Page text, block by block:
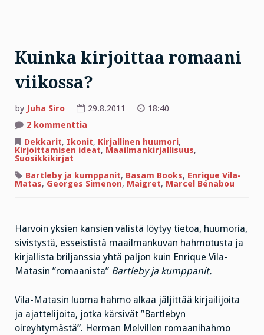
Kuinka kirjoittaa romaani
viikossa?
by Juha Siro 29.8.2011
18:40
2 kommenttia
kirjoittaa
romaani
viikossa?
Dekkarit, Ikonit, Kirjallinen huumori,
Kirjoittamisen ideat, Maailmankirjallisuus,
Suosikkikirjat
Bartleby ja kumppanit, Basam Books, Enrique Vila-
Matas, Georges Simenon, Maigret, Marcel Bénabou
Harvoin yksien kansien välistä löytyy tietoa, huumoria,
sivistystä, esseististä maailmankuvan hahmotusta ja
kirjallista briljanssia yhtä paljon kuin Enrique Vila-
Matasin ”romaanista” Bartleby ja kumppanit.
Vila-Matasin luoma hahmo alkaa jäljittää kirjailijoita
ja ajattelijoita, jotka kärsivät ”Bartlebyn
oireyhtymästä”. Herman Melvillen romaanihahmo